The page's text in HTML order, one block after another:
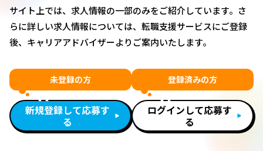
サイト上では、求人情報の一部のみをご紹介しています。さ
らに詳しい求人情報については、転職支援サービスにご登録
後、キャリアアドバイザーよりご案内いたします。
未登録の方
新規登録して応募す
る
登録済みの方
ログインして応募す
る